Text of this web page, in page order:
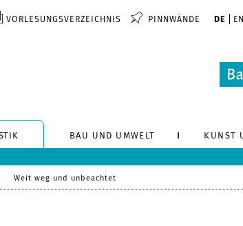
VORLESUNGSVERZEICHNIS PINNWÄNDE DE EN
BAU UND UMWELT KUNST
Weit weg und unbeachtet